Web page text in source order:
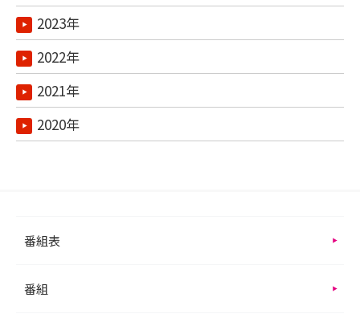
2023年
2022年
2021年
2020年
番組表
番組